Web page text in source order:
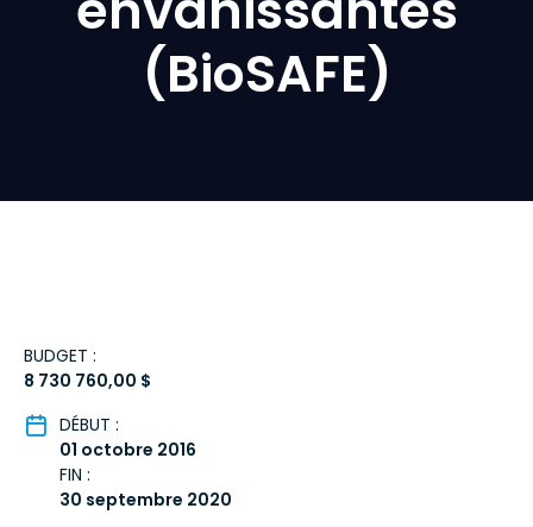
(BioSAFE)
BUDGET :
8 730 760,00 $
DÉBUT :
01 octobre 2016
FIN :
30 septembre 2020